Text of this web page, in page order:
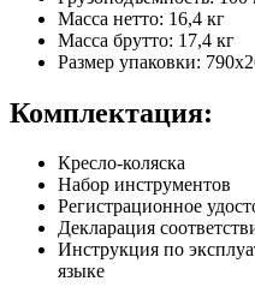
Масса нетто: 16,4 кг
Масса брутто: 17,4 кг
Размер упаковки:
Комплектация:
Кресло-коляска
Набор инструментов
Регистрационное
Декларация
Инструкция по
языке